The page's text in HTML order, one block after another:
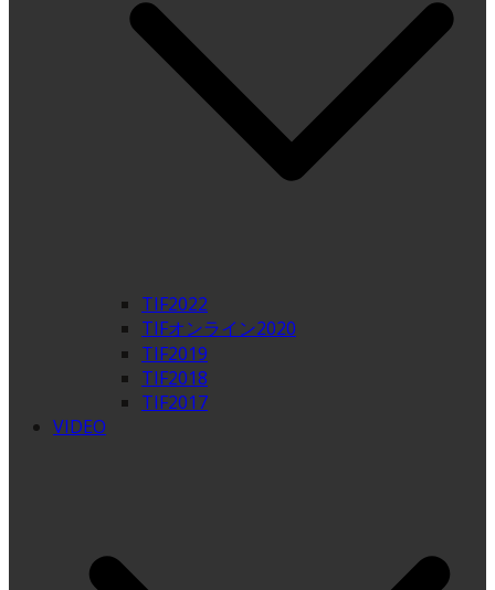
TIF2022
TIFオンライン2020
TIF2019
TIF2018
TIF2017
VIDEO